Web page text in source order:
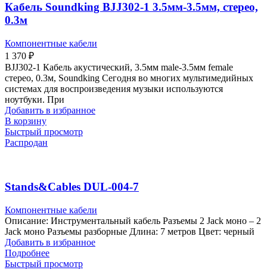
Кабель Soundking BJJ302-1 3.5мм-3.5мм, стерео,
0.3м
Компонентные кабели
1 370 ₽
BJJ302-1 Кабель акустический, 3.5мм male-3.5мм female
стерео, 0.3м, Soundking Сегодня во многих мультимедийных
системах для воспроизведения музыки используются
ноутбуки. При
Добавить в избранное
В корзину
Быстрый просмотр
Распродан
Stands&Cables DUL-004-7
Компонентные кабели
Описание: Инструментальный кабель Разъемы 2 Jack моно – 2
Jack моно Разъемы разборные Длина: 7 метров Цвет: черный
Добавить в избранное
Подробнее
Быстрый просмотр